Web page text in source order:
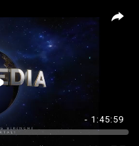
- 1:45:59